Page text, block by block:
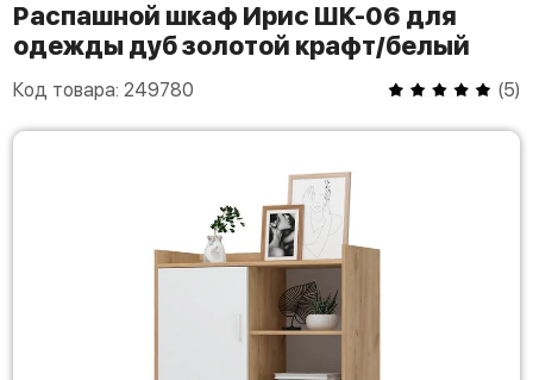
Распашной шкаф Ирис ШК-06 для
одежды дуб золотой крафт/белый
Код товара: 249780 (5)